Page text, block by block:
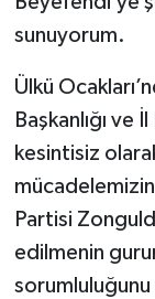
sunuyorum.
Ülkü
Başkanlığı ve
kesintisiz
Partisi
edilmenin